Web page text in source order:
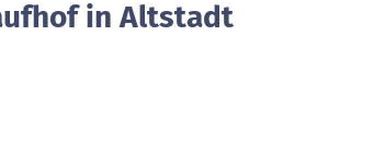
in Altstadt